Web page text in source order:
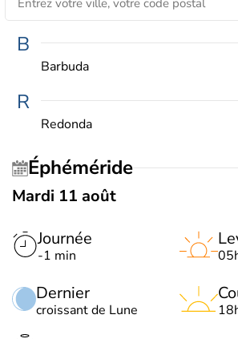
B
Barbuda
R
Redonda
Éphéméride
Mardi 11 août
Journée
-1 min
Dernier
croissant de Lune